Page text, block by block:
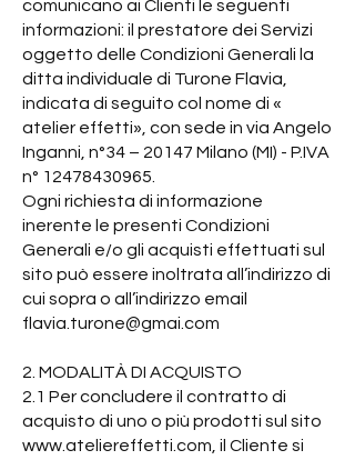
comunicano ai Clienti le seguenti
informazioni: il prestatore dei Servizi
oggetto delle Condizioni Generali la
ditta individuale di Turone Flavia,
indicata di seguito col nome di «
atelier effetti», con sede in via Angelo
Inganni, n°34 – 20147 Milano (MI) - P.IVA
n° 12478430965.
Ogni richiesta di informazione
inerente le presenti Condizioni
Generali e/o gli acquisti effettuati sul
sito può essere inoltrata all’indirizzo di
cui sopra o all’indirizzo email
flavia.turone@gmai.com
2. MODALITÀ DI ACQUISTO
2.1 Per concludere il contratto di
acquisto di uno o più prodotti sul sito
www.ateliereffetti.com, il Cliente si